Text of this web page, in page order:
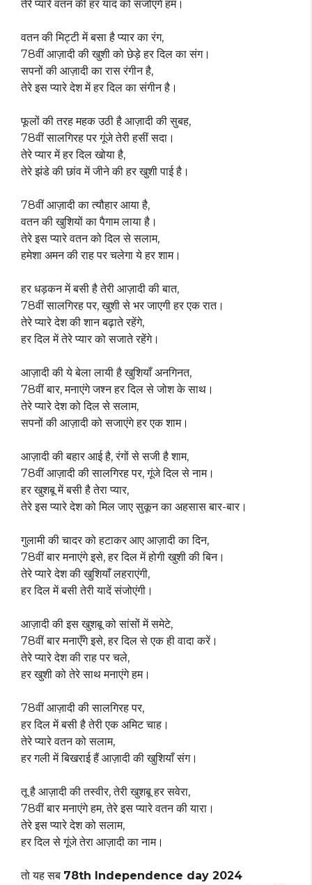
तेरे प्यारे वतन की हर याद को संजोएंगे हम।
वतन की मिट्टी में बसा है प्यार का रंग,
78वीं आज़ादी की खुशी को छेड़े हर दिल का संग।
सपनों की आज़ादी का रास रंगीन है,
तेरे इस प्यारे देश में हर दिल का संगीन है।
फूलों की तरह महक उठी है आज़ादी की सुबह,
78वीं सालगिरह पर गूंजे तेरी हसीं सदा।
तेरे प्यार में हर दिल खोया है,
तेरे झंडे की छांव में जीने की हर खुशी पाई है।
78वीं आज़ादी का त्यौहार आया है,
वतन की खुशियों का पैगाम लाया है।
तेरे इस प्यारे वतन को दिल से सलाम,
हमेशा अमन की राह पर चलेगा ये हर शाम।
हर धड़कन में बसी है तेरी आज़ादी की बात,
78वीं सालगिरह पर, खुशी से भर जाएगी हर एक रात।
तेरे प्यारे देश की शान बढ़ाते रहेंगे,
हर दिल में तेरे प्यार को सजाते रहेंगे।
आज़ादी की ये बेला लायी है खुशियाँ अनगिनत,
78वीं बार, मनाएंगे जश्न हर दिल से जोश के साथ।
तेरे प्यारे देश को दिल से सलाम,
सपनों की आज़ादी को सजाएंगे हर एक शाम।
आज़ादी की बहार आई है, रंगों से सजी है शाम,
78वीं आज़ादी की सालगिरह पर, गूंजे दिल से नाम।
हर खुशबू में बसी है तेरा प्यार,
तेरे इस प्यारे देश को मिल जाए सुकून का अहसास बार-बार।
गुलामी की चादर को हटाकर आए आज़ादी का दिन,
78वीं बार मनाएंगे इसे, हर दिल में होगी खुशी की बिन।
तेरे प्यारे देश की खुशियाँ लहराएंगी,
हर दिल में बसी तेरी यादें संजोएंगी।
आज़ादी की इस खुशबू को सांसों में समेटे,
78वीं बार मनाएँगे इसे, हर दिल से एक ही वादा करें।
तेरे प्यारे देश की राह पर चले,
हर खुशी को तेरे साथ मनाएंगे हम।
78वीं आज़ादी की सालगिरह पर,
हर दिल में बसी है तेरी एक अमिट चाह।
तेरे प्यारे वतन को सलाम,
हर गली में बिखराई हैं आज़ादी की खुशियाँ संग।
तू है आज़ादी की तस्वीर, तेरी खुशबू हर सवेरा,
78वीं बार मनाएंगे हम, तेरे इस प्यारे वतन की यारा।
तेरे इस प्यारे देश को सलाम,
हर दिल से गूंजे तेरा आज़ादी का नाम।
तो यह सब 78th Independence day 2024